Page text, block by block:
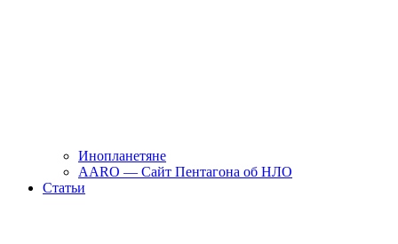
Инопланетяне
AARO — Сайт Пентагона об НЛО
Статьи